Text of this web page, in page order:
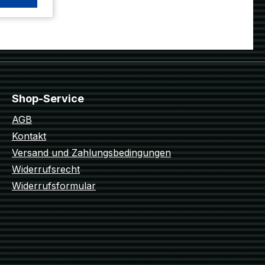
und
der
Big
ein
Shop-Service
AGB
Kontakt
Versand und Zahlungsbedingungen
Widerrufsrecht
Widerrufsformular